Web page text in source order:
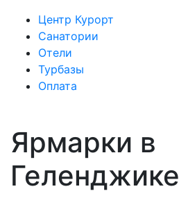
Центр Курорт
Санатории
Отели
Турбазы
Оплата
Ярмарки в
Геленджике